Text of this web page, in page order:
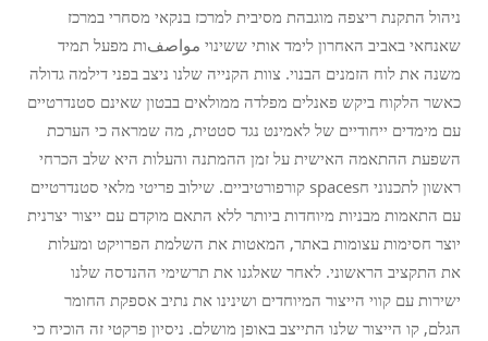
ניהול התקנת ריצפה מוגבהת מסיבית למרכז בנקאי מסחרי במרכז
שאנחאי באביב האחרון לימד אותי ששינוי مواصفות מפעל תמיד
משנה את לוח הזמנים הבנוי. צוות הקנייה שלנו ניצב בפני דילמה גדולה
כאשר הלקוח ביקש פאנלים מפלדה ממולאים בבטון שאינם סטנדרטיים
עם מימדים ייחודיים של לאמינט נגד סטטית, מה שמראה כי הערכת
השפעת ההתאמה האישית על זמן ההמתנה והעלות היא שלב הכרחי
ראשון לתכנוני חspaces קורפורטיביים. שילוב פריטי מלאי סטנדרטיים
עם התאמות מבניות מיוחדות ביותר ללא התאם מוקדם עם ייצור יצרנית
יוצר חסימות עצומות באתר, המאטות את השלמת הפרויקט ומעלות
את התקציב הראשוני. לאחר שאלגנו את תרשימי ההנדסה שלנו
ישירות עם קווי הייצור המיוחדים ושינינו את נתיב אספקת החומר
הגלם, קו הייצור שלנו התייצב באופן מושלם. ניסיון פרקטי זה הוכיח כי